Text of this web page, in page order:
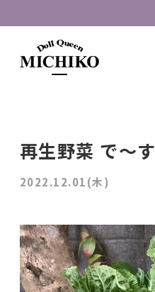
再生野菜 で〜す
2022.12.01(木)